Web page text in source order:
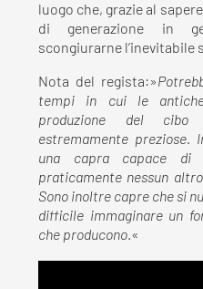
luogo che, grazie al
di generazione in
scongiurarne l’inevitabile
Nota del regista:»
tempi in cui le
produzione del cibo
estremamente preziose.
una capra capace
praticamente nessun
Sono inoltre capre che si
difficile immaginare un
che producono.«